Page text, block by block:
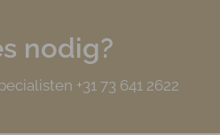
nodig?
+31 73 641 2622